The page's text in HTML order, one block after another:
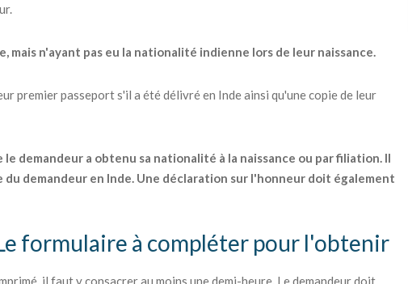
mais n'ayant pas eu la nationalité indienne lors de leur naissance.
premier passeport s'il a été délivré en Inde ainsi qu'une copie de leur
demandeur a obtenu sa nationalité à la naissance ou par filiation. Il
demandeur en Inde. Une déclaration sur l'honneur doit également
formulaire à compléter pour l'obtenir
il faut y consacrer au moins une demi-heure. Le demandeur doit